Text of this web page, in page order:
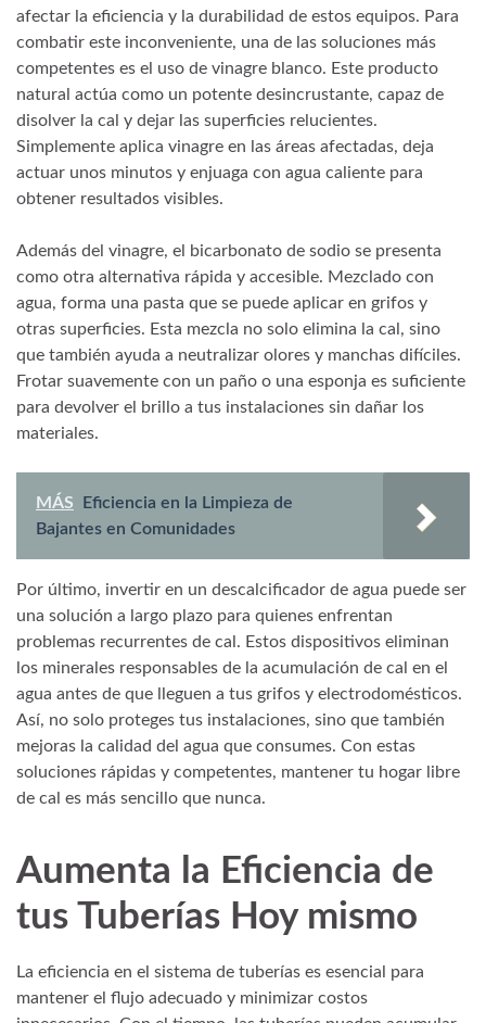
afectar la eficiencia y la durabilidad de estos equipos. Para
combatir este inconveniente, una de las soluciones más
competentes es el uso de vinagre blanco. Este producto
natural actúa como un potente desincrustante, capaz de
disolver la cal y dejar las superficies relucientes.
Simplemente aplica vinagre en las áreas afectadas, deja
actuar unos minutos y enjuaga con agua caliente para
obtener resultados visibles.
Además del vinagre, el bicarbonato de sodio se presenta
como otra alternativa rápida y accesible. Mezclado con
agua, forma una pasta que se puede aplicar en grifos y
otras superficies. Esta mezcla no solo elimina la cal, sino
que también ayuda a neutralizar olores y manchas difíciles.
Frotar suavemente con un paño o una esponja es suficiente
para devolver el brillo a tus instalaciones sin dañar los
materiales.
MÁS
Eficiencia en la Limpieza de
Bajantes en Comunidades
Por último, invertir en un descalcificador de agua puede ser
una solución a largo plazo para quienes enfrentan
problemas recurrentes de cal. Estos dispositivos eliminan
los minerales responsables de la acumulación de cal en el
agua antes de que lleguen a tus grifos y electrodomésticos.
Así, no solo proteges tus instalaciones, sino que también
mejoras la calidad del agua que consumes. Con estas
soluciones rápidas y competentes, mantener tu hogar libre
de cal es más sencillo que nunca.
Aumenta la Eficiencia de
tus Tuberías Hoy mismo
La eficiencia en el sistema de tuberías es esencial para
mantener el flujo adecuado y minimizar costos